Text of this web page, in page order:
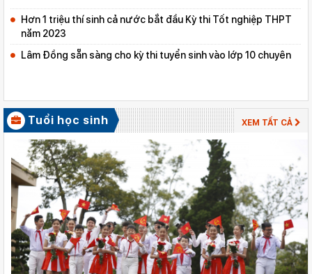
Hơn 1 triệu thí sinh cả nước bắt đầu Kỳ thi Tốt nghiệp THPT
năm 2023
Lâm Đồng sẵn sàng cho kỳ thi tuyển sinh vào lớp 10 chuyên
Tuổi học sinh XEM TẤT CẢ